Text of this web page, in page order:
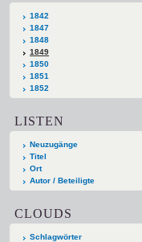
1842
1847
1848
1849
1850
1851
1852
LISTEN
Neuzugänge
Titel
Ort
Autor / Beteiligte
CLOUDS
Schlagwörter